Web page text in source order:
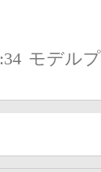
モデル